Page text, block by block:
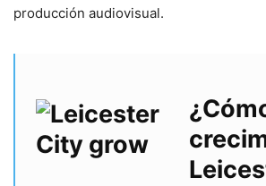
producción audiovisual.